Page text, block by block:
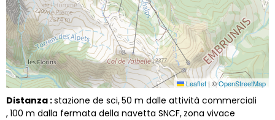
Leaflet | ©OpenStreetMap
Distanza :stazione de sci 50 m dalle attività commerciali
100 m dalla fermata della navetta SNCF zona vivace